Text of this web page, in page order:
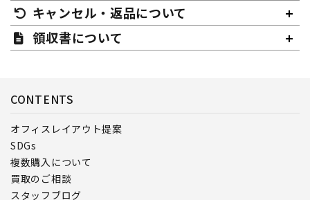
キャンセル・返品について
領収書について
CONTENTS
オフィスレイアウト提案
SDGs
複数購入について
買取のご相談
スタッフブログ